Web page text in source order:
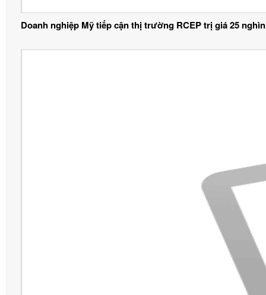
Doanh nghiệp Mỹ tiếp cận thị trường RCEP trị giá 25